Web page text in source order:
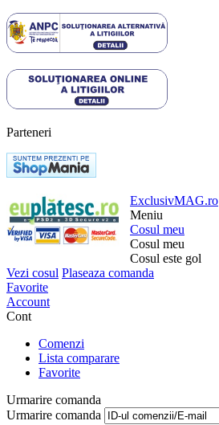
Parteneri
ExclusivMAG.ro
Meniu
Cosul meu
Cosul meu
Cosul este gol
Vezi cosul Plaseaza comanda
Favorite
Account
Cont
Comenzi
Lista comparare
Favorite
Urmarire comanda
Urmarire comanda